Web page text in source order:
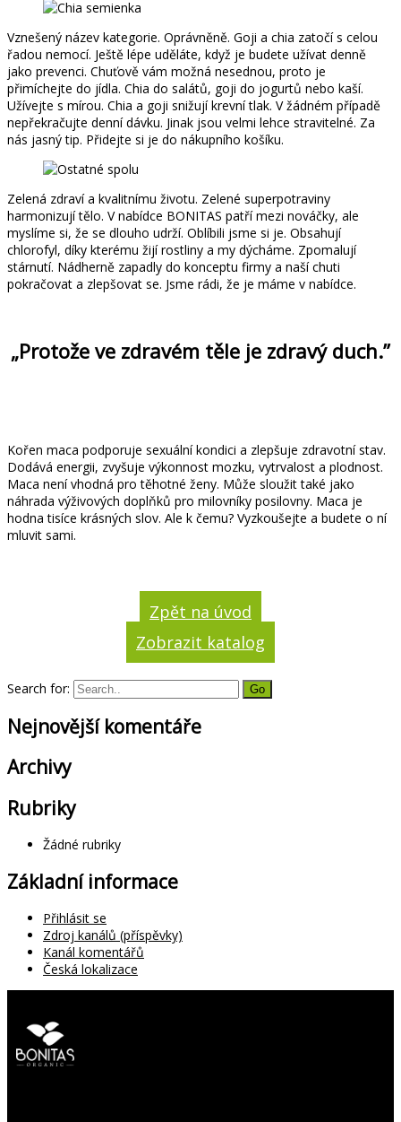
Vznešený název kategorie. Oprávněně. Goji a chia zatočí s celou
řadou nemocí. Ještě lépe uděláte, když je budete užívat denně
jako prevenci. Chuťově vám možná nesednou, proto je
přimíchejte do jídla. Chia do salátů, goji do jogurtů nebo kaší.
Užívejte s mírou. Chia a goji snižují krevní tlak. V žádném případě
nepřekračujte denní dávku. Jinak jsou velmi lehce stravitelné. Za
nás jasný tip. Přidejte si je do nákupního košíku.
Zelená zdraví a kvalitnímu životu. Zelené superpotraviny
harmonizují tělo. V nabídce BONITAS patří mezi nováčky, ale
myslíme si, že se dlouho udrží. Oblíbili jsme si je. Obsahují
chlorofyl, díky kterému žijí rostliny a my dýcháme. Zpomalují
stárnutí. Nádherně zapadly do konceptu firmy a naší chuti
pokračovat a zlepšovat se. Jsme rádi, že je máme v nabídce.
„Protože ve zdravém těle je zdravý duch.”
Kořen maca podporuje sexuální kondici a zlepšuje zdravotní stav.
Dodává energii, zvyšuje výkonnost mozku, vytrvalost a plodnost.
Maca není vhodná pro těhotné ženy. Může sloužit také jako
náhrada výživových doplňků pro milovníky posilovny. Maca je
hodna tisíce krásných slov. Ale k čemu? Vyzkoušejte a budete o ní
mluvit sami.
Zpět na úvod
Zobrazit katalog
Search for:
Nejnovější komentáře
Archivy
Rubriky
Žádné rubriky
Základní informace
Přihlásit se
Zdroj kanálů (příspěvky)
Kanál komentářů
Česká lokalizace